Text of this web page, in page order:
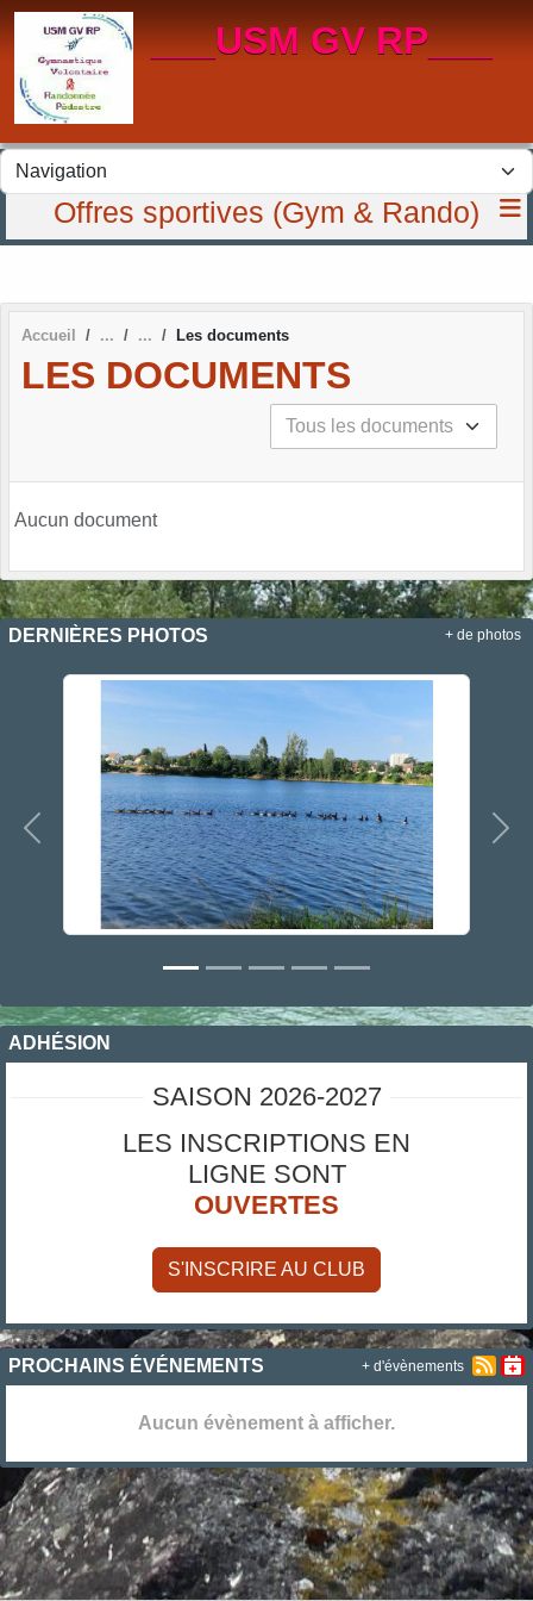
___USM GV RP___
Offres sportives (Gym & Rando)
Accueil Les documents
LES DOCUMENTS
Aucun document
DERNIÈRES PHOTOS
Précedent
+ de photos
ADHÉSION
SAISON 2026-2027
LES INSCRIPTIONS EN
LIGNE SONT
OUVERTES
S'INSCRIRE AU CLUB
PROCHAINS ÉVÉNEMENTS
Aucun évènement à afficher.
+ d'évènements
Panneau de gestion des cookies